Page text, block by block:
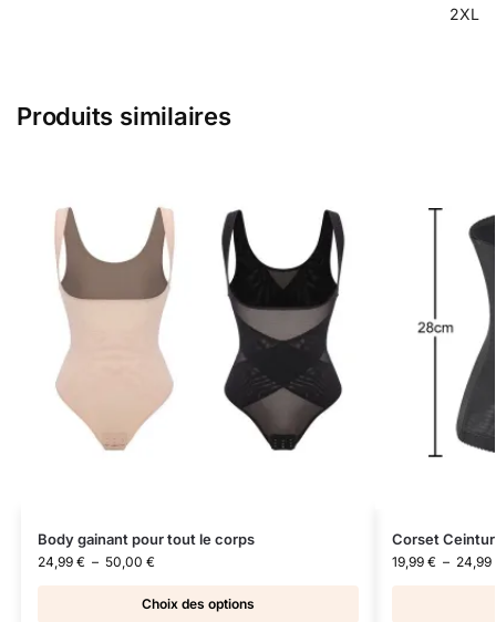
2XL
Produits similaires
Body gainant pour tout le corps
24,99 € – 50,00 €
Choix des options
Corset
19,99 € – 24,99